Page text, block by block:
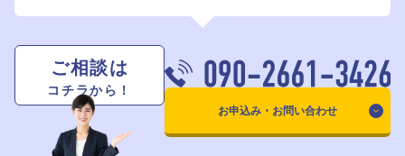
ご相談は
コチラから！
お申込み・お問い合わせ